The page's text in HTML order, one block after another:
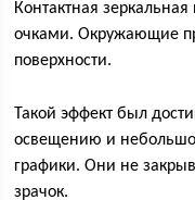
Контактная
очками. Окружающие
поверхности.
Такой эффект был
освещению и
графики. Они не
зрачок.